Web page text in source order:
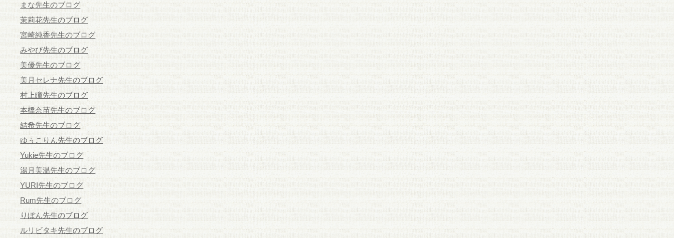
まな先生のブログ
茉莉花先生のブログ
宮崎純香先生のブログ
みやび先生のブログ
美優先生のブログ
美月セレナ先生のブログ
村上瞳先生のブログ
本橋奈苗先生のブログ
結希先生のブログ
ゆぅこりん先生のブログ
Yukie先生のブログ
湯月美温先生のブログ
YURI先生のブログ
Rum先生のブログ
りぼん先生のブログ
ルリビタキ先生のブログ